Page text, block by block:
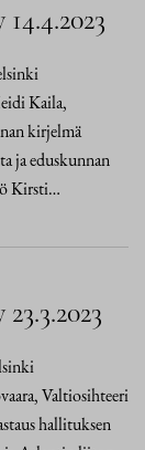
Kaila,
kirjelmä
ja eduskunnan
Kirsti…
Valtiosihteeri
hallituksen